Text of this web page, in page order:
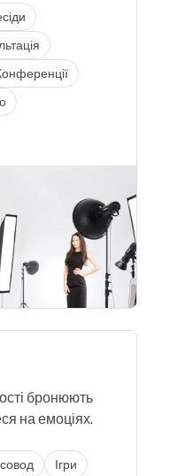
бронюють
на емоціях.
Ігри